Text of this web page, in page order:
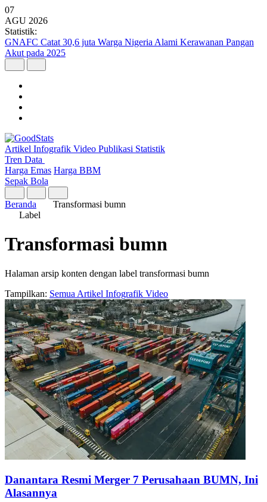
07
AGU 2026
Statistik:
GNAFC Catat 30,6 juta Warga Nigeria Alami Kerawanan Pangan
Akut pada 2025
Artikel Infografik Video Publikasi Statistik
Tren Data
Harga Emas Harga BBM
Sepak Bola
Beranda
Transformasi bumn
Label
Transformasi bumn
Halaman arsip konten dengan label transformasi bumn
Tampilkan: Semua Artikel Infografik Video
Danantara Resmi Merger 7 Perusahaan BUMN, Ini
Alasannya